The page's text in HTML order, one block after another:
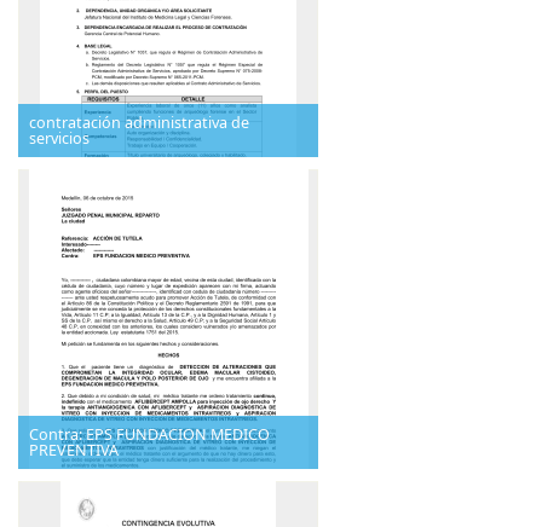
contratación administrativa de
servicios
Contra: EPS FUNDACION MEDICO
PREVENTIVA